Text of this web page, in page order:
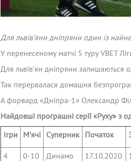
Для львів’яни дніпряни один із
У перенесеному матчі 5 туру VBET
Для львів’ян дніпряни залишаються
Так перервалася домашня
А форвард «Дніпра-1» Олександр
Найдовші програшні серії «Руху» з
Ігри
М’ячі Суперник Початок
4 0-10 Динамо 17.10.2020